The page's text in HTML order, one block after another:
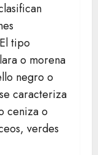
tipo
o morena
negro o
caracteriza
ceniza o
verdes